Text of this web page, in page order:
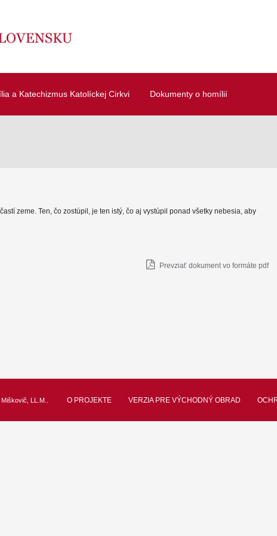
a Katechizmus Katolíckej Cirkvi Dokumenty o homílií
zeme. Ten, čo zostúpil, je ten istý, čo aj vystúpil ponad všetky nebesia, aby
Prevziať dokument vo formáte pdf
LL.M. O PROJEKTE VERZIA PRE VÝCHODNÝ OBRAD